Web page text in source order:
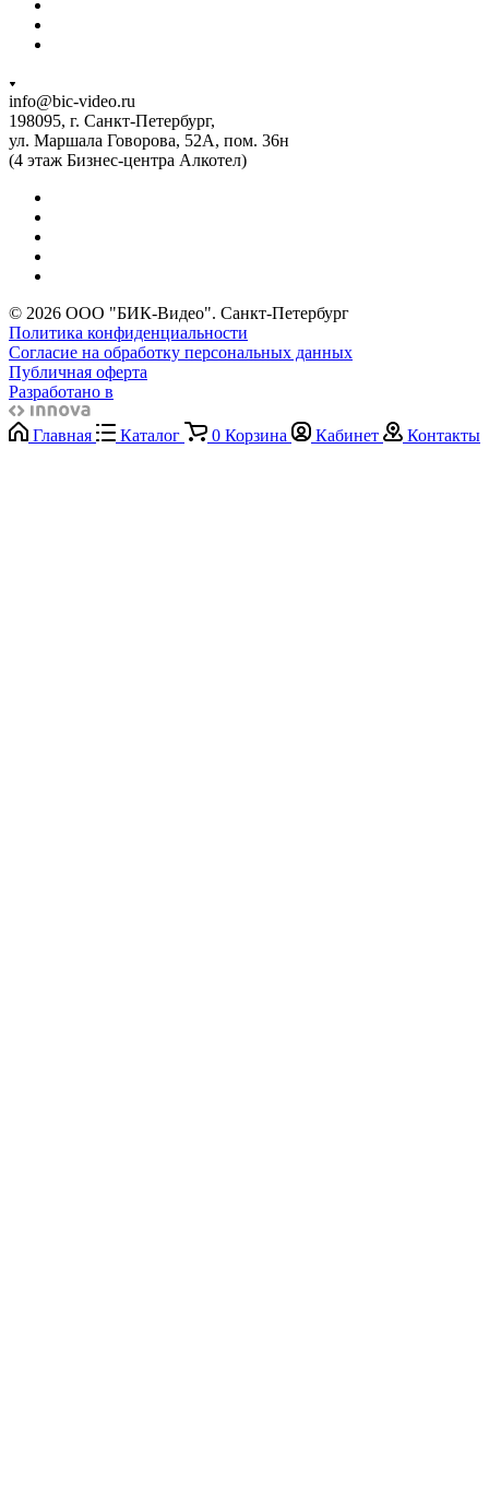
info@bic-video.ru
198095, г. Санкт-Петербург,
ул. Маршала Говорова, 52А, пом. 36н
(4 этаж Бизнес-центра Алкотел)
© 2026 ООО "БИК-Видео". Санкт-Петербург
Политика конфиденциальности
Согласие на обработку персональных данных
Публичная оферта
Разработано в
Главная Каталог 0 Корзина Кабинет Контакты